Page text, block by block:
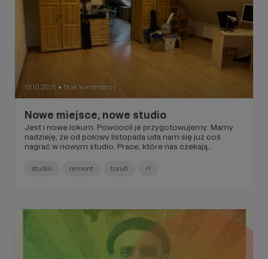
19.10.2021 ● Brak komentarzy
Nowe miejsce, nowe studio
Jest i nowe lokum. Powoooli je przygotowujemy. Mamy
nadzieję, że od połowy listopada uda nam się już coś
nagrać w nowym studio. Prace, które nas czekają...
studio remont toruñ +1